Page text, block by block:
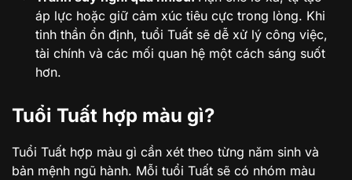
áp lực hoặc giữ cảm xúc tiêu cực trong lòng. Khi
tinh thần ổn định, tuổi Tuất sẽ dễ xử lý công việc,
tài chính và các mối quan hệ một cách sáng suốt
hơn.
Tuổi Tuất hợp màu gì?
Tuổi Tuất hợp màu gì cần xét theo từng năm sinh và
bản mệnh ngũ hành. Mỗi tuổi Tuất sẽ có nhóm màu